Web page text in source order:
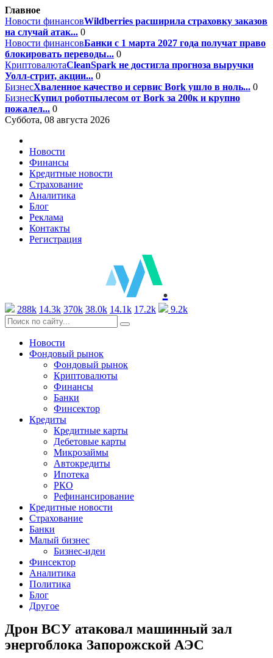
Главное
Новости финансовWildberries расширила страховку заказов
на случай атак... 0
Новости финансовБанки с 1 марта 2027 года получат право
блокировать переводы... 0
КриптовалютаCleanSpark не достигла прогноза выручки
Уолл-стрит, акции... 0
БизнесХваленное качество и сервис Bork ушло в ноль... 0
БизнесКупил роботпылесом от Bork за 200к и крупно
пожалел... 0
Суббота, 08 августа 2026
Новости
Финансы
Кредитные новости
Страхование
Аналитика
Блог
Реклама
Контакты
Регистрация
.
288k 14.3k 370k 38.0k 14.1k 17.2k 9.2k
Новости
Фондовый рынок
Фондовый рынок
Криптовалюты
Финансы
Банки
Финсектор
Кредиты
Кредитные карты
Дебетовые карты
Микрозаймы
Автокредиты
Ипотека
РКО
Рефинансирование
Кредитные новости
Страхование
Банки
Малый бизнес
Бизнес-идеи
Финсектор
Аналитика
Политика
Блог
Другое
Дрон ВСУ атаковал машинный зал
энергоблока Запорожской АЭС